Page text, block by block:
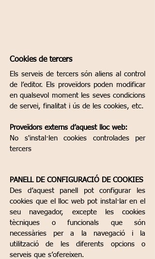
Cookies de tercers
Els serveis de tercers són aliens al control
de l’editor. Els proveïdors poden modificar
en qualsevol moment les seves condicions
de servei, finalitat i ús de les cookies, etc.
Proveïdors externs d’aquest lloc web:
No s'instal·len cookies controlades per
tercers
PANELL DE CONFIGURACIÓ DE COOKIES
Des d’aquest panell pot configurar les
cookies que el lloc web pot instal·lar en el
seu navegador, excepte les cookies
tècniques o funcionals que són
necessàries per a la navegació i la
utilització de les diferents opcions o
serveis que s’ofereixen.